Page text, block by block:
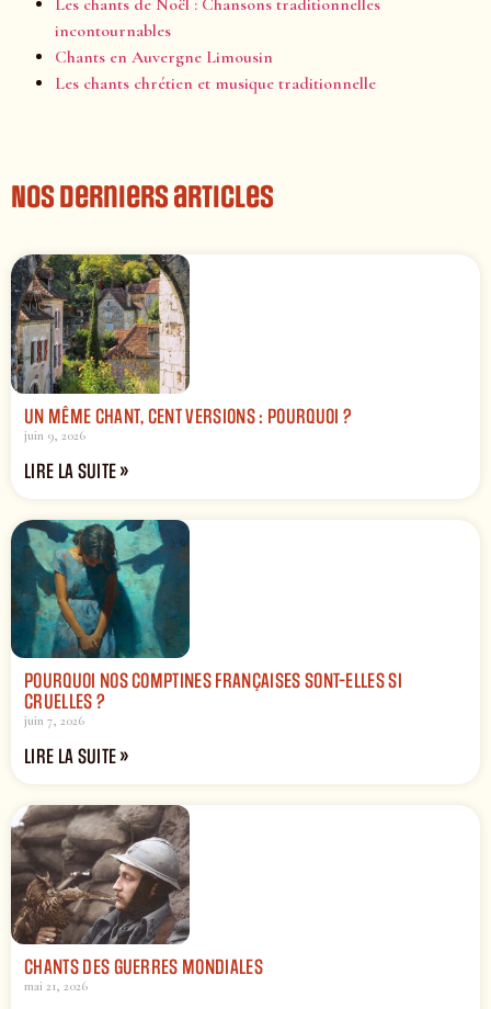
incontournables
Chants en Auvergne Limousin
Les chants chrétien et musique traditionnelle
Nos derniers articles
UN MÊME CHANT, CENT VERSIONS : POURQUOI ?
juin 9, 2026
LIRE LA SUITE »
POURQUOI NOS COMPTINES FRANÇAISES SONT-ELLES SI
CRUELLES ?
juin 7, 2026
LIRE LA SUITE »
CHANTS DES GUERRES MONDIALES
mai 21, 2026